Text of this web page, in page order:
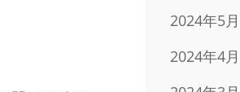
2024年5月
2024年4月